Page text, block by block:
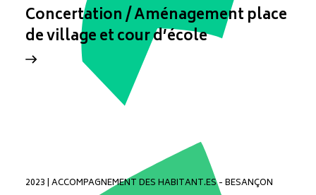
Concertation / Aménagement place
de village et cour d’école
2023 | ACCOMPAGNEMENT DES HABITANT.ES - BESANÇON